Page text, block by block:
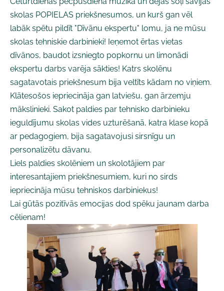
skolas POPIELAS priekšnesumos, un kurš gan vēl
labāk spētu pildīt "Dīvānu ekspertu" lomu, ja ne mūsu
skolas tehniskie darbinieki! Ieņemot ērtas vietas
dīvānos, baudot izsniegto popkornu un limonādi
ekspertu darbs varēja sākties! Katrs skolēnu
sagatavotais priekšnesum bija veltīts kādam no viņiem.
Klātesošos iepriecināja gan latviešu, gan ārzemju
mākslinieki. Sakot paldies par tehnisko darbinieku
ieguldījumu skolas vides uzturēšanā, katra klase kopā
ar pedagogiem, bija sagatavojusi sirsnīgu un
personalizētu dāvanu.
Liels paldies skolēniem un skolotājiem par
interesantajiem priekšnesumiem, kuri no sirds
iepriecināja mūsu tehniskos darbiniekus!
Lai gūtās pozitīvās emocijas dod spēku jaunam darba
cēlienam!